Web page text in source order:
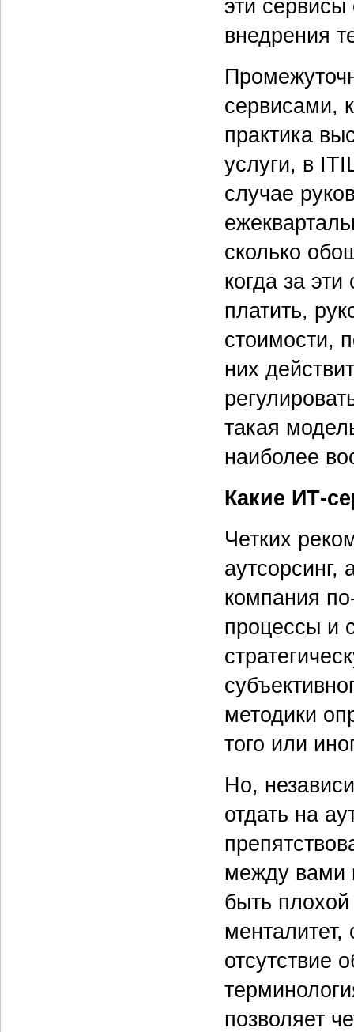
эти сервисы
внедрения
сервисами,
практика
услуги, в
случае
сколько
когда за
платить,
стоимости,
них
такая
наиболее
Какие ИТ-
Четких
аутсорсинг,
компания
процессы и
методики
того или
Но,
отдать на
между вами
быть
отсутствие
позволяет